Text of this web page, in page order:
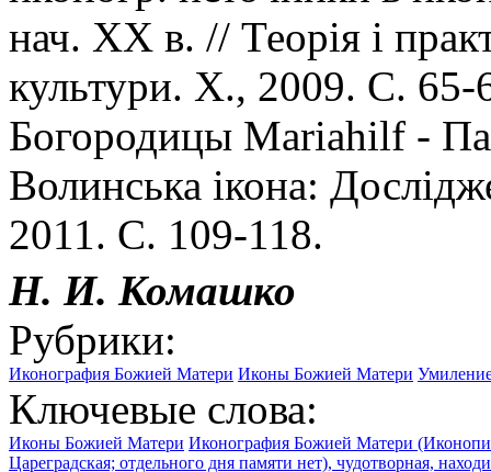
нач. ХХ в. // Теорiя i
культури. Х., 2009. С.
Богородицы Mariahilf -
Волинська iкона:
2011. С. 109-118.
Н. И. Комашко
Рубрики:
Иконография Божией Матери Иконы Божией Матери
Ключевые слова:
Иконы Божией Матери Иконография Божией Матери
Цареградская; отдельного дня памяти нет), чудотворная,